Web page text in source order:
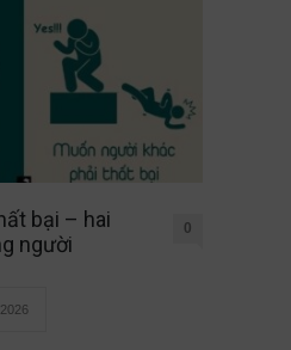
bại – hai
người
0